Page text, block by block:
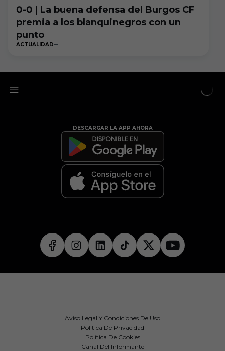
0-0 | La buena defensa del Burgos CF
premia a los blanquinegros con un
punto
ACTUALIDAD
DESCARGAR LA APP AHORA
Aviso Legal Y Condiciones De Uso
Política De Privacidad
Política De Cookies
Canal Del Informante